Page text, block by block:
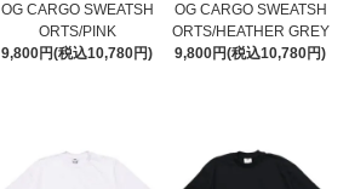
OG CARGO SWEATSH
ORTS/PINK
9,800円(税込10,780円)
OG CARGO SWEATSH
ORTS/HEATHER GREY
9,800円(税込10,780円)